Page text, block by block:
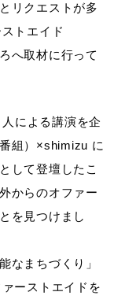
リクエストが多
トエイド
へ取材に行って
による講演を企
組）×shimizu に
して登壇したこ
からのオファー
を見つけまし
なまちづくり」
ーストエイドを